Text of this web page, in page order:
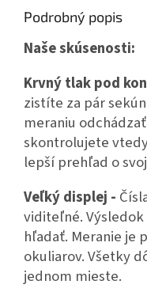
Podrobný popis
Naše skúsenosti:
Krvný tlak pod
zistíte za pár
meraniu
skontrolujete
lepší prehľad o
Veľký displej -
viditeľné.
hľadať. Meranie je
okuliarov. Všetky
jednom mieste.